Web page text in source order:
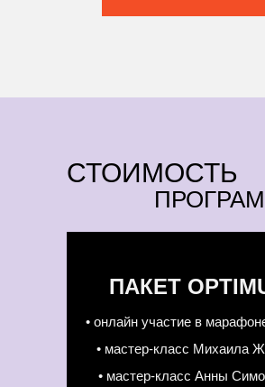
СТОИМОСТЬ
• онлайн участие в
• мастер-класс Михаила
• мастер-класс Анны
ПАКЕТ